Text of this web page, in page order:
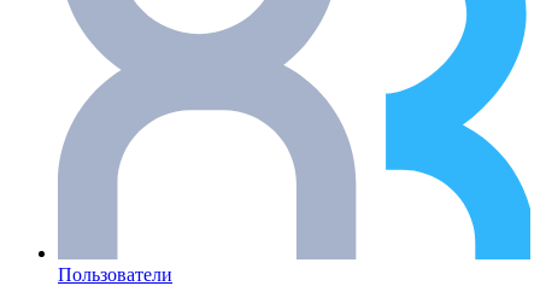
Пользователи